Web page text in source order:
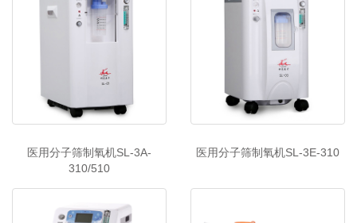
医用分子筛制氧机SL-3A-
310/510
医用分子筛制氧机SL-3E-310